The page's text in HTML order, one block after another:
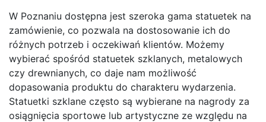
W Poznaniu dostępna jest szeroka gama statuetek na
zamówienie, co pozwala na dostosowanie ich do
różnych potrzeb i oczekiwań klientów. Możemy
wybierać spośród statuetek szklanych, metalowych
czy drewnianych, co daje nam możliwość
dopasowania produktu do charakteru wydarzenia.
Statuetki szklane często są wybierane na nagrody za
osiągnięcia sportowe lub artystyczne ze względu na